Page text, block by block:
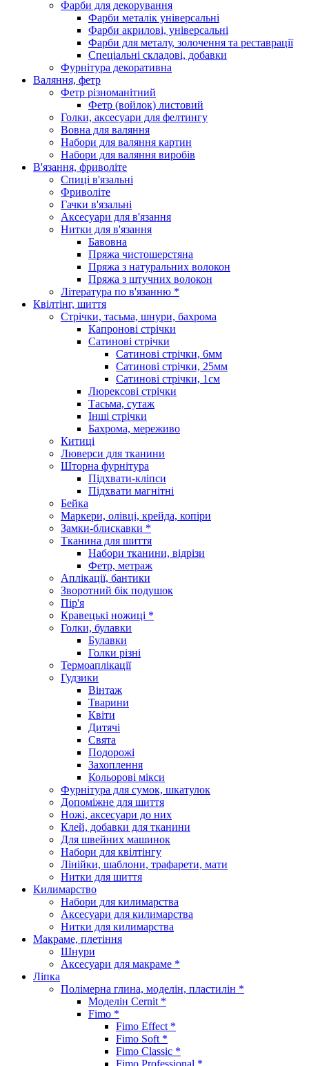
Фарби для декорування
Фарби металік універсальні
Фарби акрилові, універсальні
Фарби для металу, золочення та реставрації
Спеціальні складові, добавки
Фурнітура декоративна
Валяння, фетр
Фетр різноманітний
Фетр (войлок) листовий
Голки, аксесуари для фелтингу
Вовна для валяння
Набори для валяння картин
Набори для валяння виробів
В'язання, фриволіте
Спиці в'язальні
Фриволіте
Гачки в'язальні
Аксесуари для в'язання
Нитки для в'язання
Бавовна
Пряжа чистошерстяна
Пряжа з натуральних волокон
Пряжа з штучних волокон
Література по в'язанню *
Квілтінг, шиття
Стрічки, тасьма, шнури, бахрома
Капронові стрічки
Сатинові стрічки
Сатинові стрічки, 6мм
Сатинові стрічки, 25мм
Сатинові стрічки, 1см
Люрексові стрічки
Тасьма, сутаж
Інші стрічки
Бахрома, мереживо
Китиці
Люверси для тканини
Шторна фурнітура
Підхвати-кліпси
Підхвати магнітні
Бейка
Маркери, олівці, крейда, копіри
Замки-блискавки *
Тканина для шиття
Набори тканини, відрізи
Фетр, метраж
Аплікації, бантики
Зворотний бік подушок
Пір'я
Кравецькі ножиці *
Голки, булавки
Булавки
Голки різні
Термоаплікації
Гудзики
Вінтаж
Тварини
Квіти
Дитячі
Свята
Подорожі
Захоплення
Кольорові мікси
Фурнітура для сумок, шкатулок
Допоміжне для шиття
Ножі, аксесуари до них
Клей, добавки для тканини
Для швейних машинок
Набори для квілтінгу
Лінійки, шаблони, трафарети, мати
Нитки для шиття
Килимарство
Набори для килимарства
Аксесуари для килимарства
Нитки для килимарства
Макраме, плетіння
Шнури
Аксесуари для макраме *
Ліпка
Полімерна глина, моделін, пластилін *
Моделін Cernit *
Fimo *
Fimo Effect *
Fimo Soft *
Fimo Classic *
Fimo Professional *